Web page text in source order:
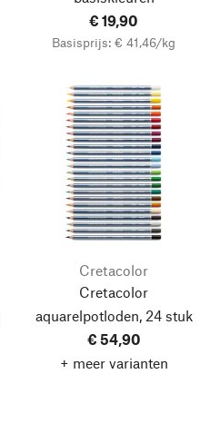
€ 19,90
Basisprijs: € 41,46/kg
Cretacolor
Cretacolor
aquarelpotloden, 24 stuk
€ 54,90
+ meer varianten